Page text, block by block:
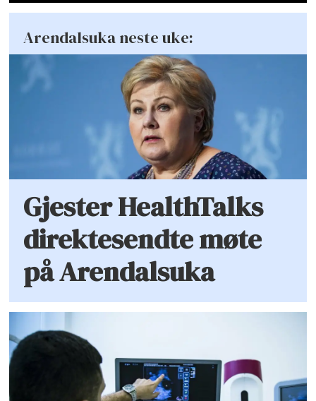
Arendalsuka neste uke:
Gjester HealthTalks
direktesendte møte
på Arendalsuka